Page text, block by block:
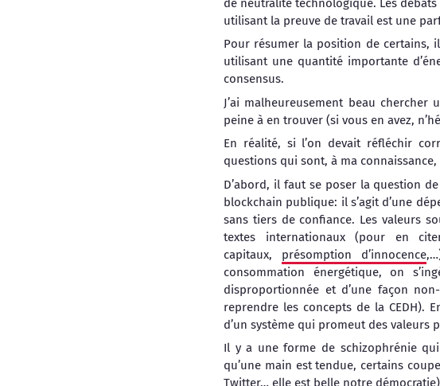
utilisant la preuve de travail est une
Pour résumer la position de certains,
utilisant une quantité importante
consensus.
J’ai malheureusement beau
peine à en trouver (si vous en avez,
En réalité, si l’on devait réfléchir
questions qui sont, à ma
D’abord, il faut se poser la question
blockchain publique: il s’agit d’une
sans tiers de confiance. Les valeurs
textes internationaux (pour en
capitaux, présomption d’innocence
consommation énergétique, on
disproportionnée et d’une façon
reprendre les concepts de la CEDH).
d’un système qui promeut des valeurs
Il y a une forme de schizophrénie
qu’une main est tendue, certains
Twitter… elle est belle notre